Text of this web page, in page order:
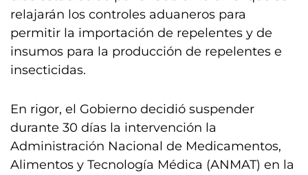
relajarán los controles aduaneros para
permitir la importación de repelentes y de
insumos para la producción de repelentes e
insecticidas.
En rigor, el Gobierno decidió suspender
durante 30 días la intervención la
Administración Nacional de Medicamentos,
Alimentos y Tecnología Médica (ANMAT) en la